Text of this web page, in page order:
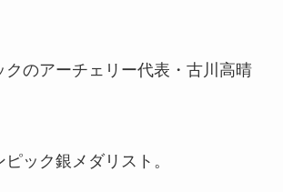
クのアーチェリー代表・古川高晴
ック銀メダリスト。